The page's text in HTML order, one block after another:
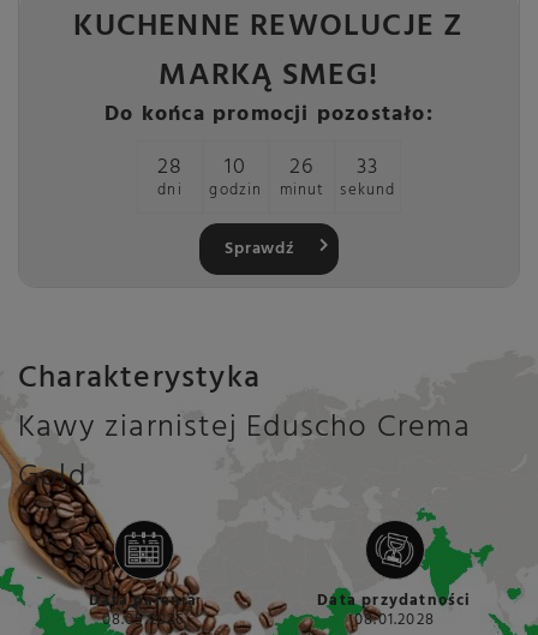
KUCHENNE REWOLUCJE Z
MARKĄ SMEG!
Do końca promocji pozostało:
28
dni
10
godzin
26
minut
32
sekund
Sprawdź
Charakterystyka
Kawy ziarnistej Eduscho Crema
Gold
Data palenia
08.05.2026
Data przydatności
08.01.2028